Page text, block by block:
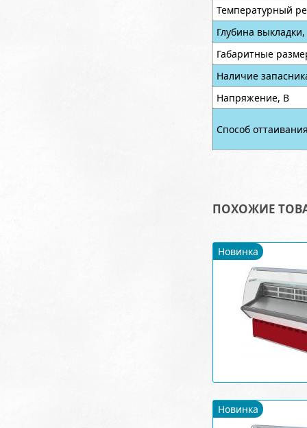
Температурный
Глубина
Габаритные
Наличие
Напряжение, В
Способ
ПОХОЖИЕ
Новинка
Новинка